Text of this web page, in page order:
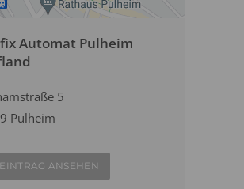
Automat Pulheim
5
Pulheim
EINTRAG ANSEHEN